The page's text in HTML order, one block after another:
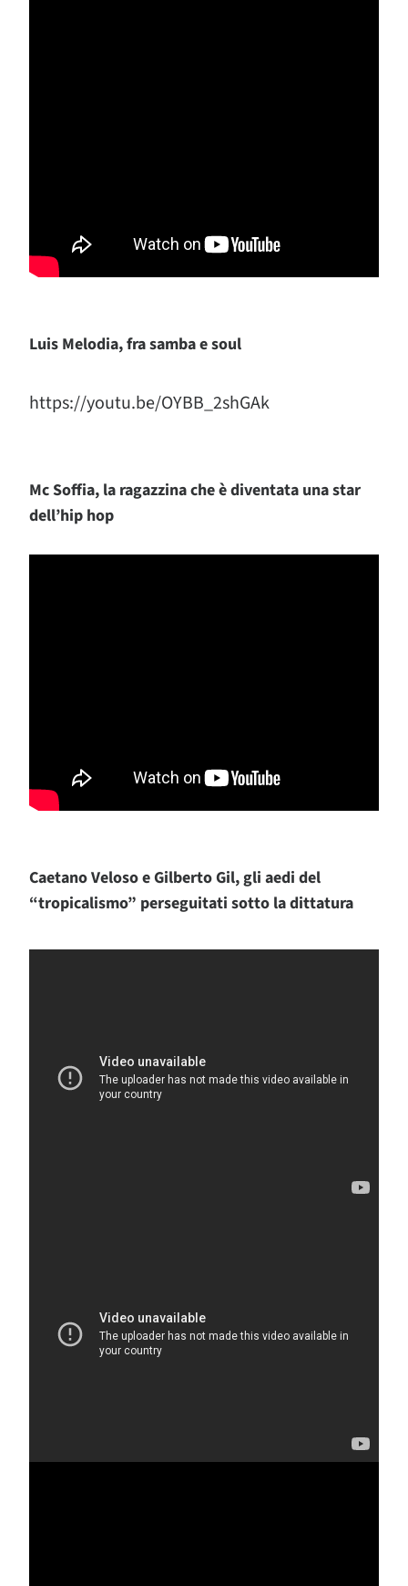
Luis Melodia, fra samba e soul
https://youtu.be/OYBB_2shGAk
Mc Soffia, la ragazzina che è diventata una star
dell’hip hop
Caetano Veloso e Gilberto Gil, gli aedi del
“tropicalismo” perseguitati sotto la dittatura